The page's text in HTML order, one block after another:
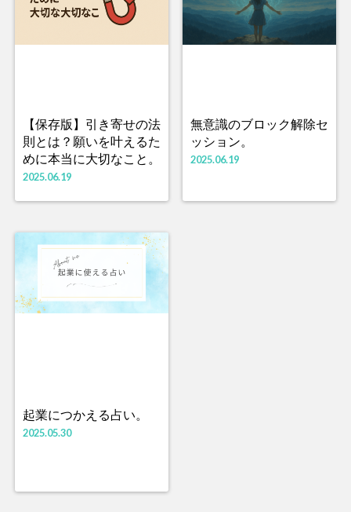
【保存版】引き寄せの法
則とは？願いを叶えるた
めに本当に大切なこと。
2025.06.19
無意識のブロック解除セ
ッション。
2025.06.19
起業につかえる占い。
2025.05.30